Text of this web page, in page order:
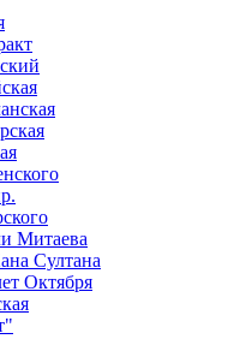
Митаева
Султана
Октября